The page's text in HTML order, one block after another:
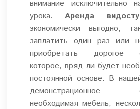
внимание исключительно
урока.Аренда
экономически выгодно,
заплатить один раз или
приобретать дорогое
которое, вряд ли будет
постоянной основе. В
демонстрационное
необходимая мебель,